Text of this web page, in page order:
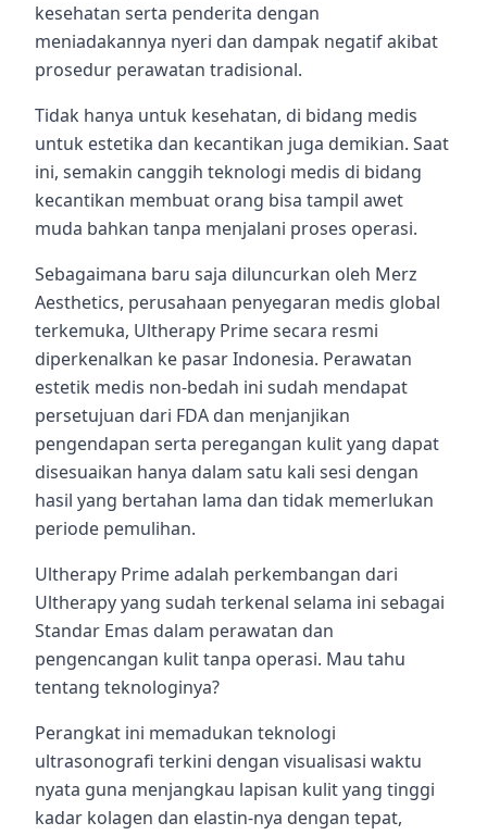
kesehatan serta penderita dengan
meniadakannya nyeri dan dampak negatif akibat
prosedur perawatan tradisional.
Tidak hanya untuk kesehatan, di bidang medis
untuk estetika dan kecantikan juga demikian. Saat
ini, semakin canggih teknologi medis di bidang
kecantikan membuat orang bisa tampil awet
muda bahkan tanpa menjalani proses operasi.
Sebagaimana baru saja diluncurkan oleh Merz
Aesthetics, perusahaan penyegaran medis global
terkemuka, Ultherapy Prime secara resmi
diperkenalkan ke pasar Indonesia. Perawatan
estetik medis non-bedah ini sudah mendapat
persetujuan dari FDA dan menjanjikan
pengendapan serta peregangan kulit yang dapat
disesuaikan hanya dalam satu kali sesi dengan
hasil yang bertahan lama dan tidak memerlukan
periode pemulihan.
Ultherapy Prime adalah perkembangan dari
Ultherapy yang sudah terkenal selama ini sebagai
Standar Emas dalam perawatan dan
pengencangan kulit tanpa operasi. Mau tahu
tentang teknologinya?
Perangkat ini memadukan teknologi
ultrasonografi terkini dengan visualisasi waktu
nyata guna menjangkau lapisan kulit yang tinggi
kadar kolagen dan elastin-nya dengan tepat,